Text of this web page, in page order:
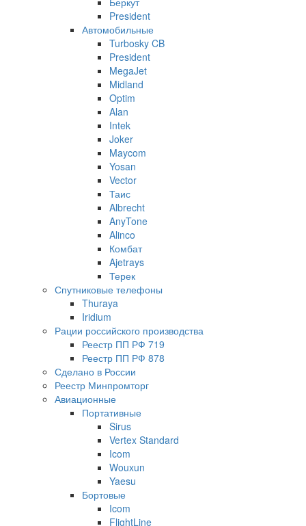
President
Автомобильные
Turbosky CB
President
MegaJet
Midland
Optim
Alan
Intek
Joker
Maycom
Yosan
Vector
Таис
Albrecht
AnyTone
Alinco
Комбат
Ajetrays
Терек
Спутниковые телефоны
Thuraya
Iridium
Рации российского производства
Реестр ПП РФ 719
Реестр ПП РФ 878
Сделано в России
Реестр Минпромторг
Авиационные
Портативные
Sirus
Vertex Standard
Icom
Wouxun
Yaesu
Бортовые
Icom
FlightLine